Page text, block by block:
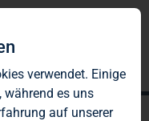
verwendet. Einige
es uns
auf unserer